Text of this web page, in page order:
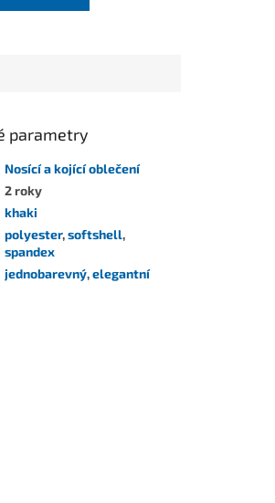
parametry
Nosící a kojící oblečení
2 roky
khaki
polyester,softshell,
spandex
jednobarevný,elegantní